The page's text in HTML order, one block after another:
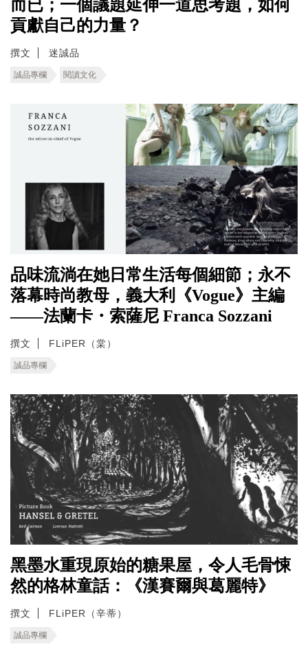
而已；一個議題延伸一道思考題，如何
貢獻自己的力量？
撰文 迷誠品
誠品專欄 閱讀文化
品味流淌在她日常生活每個細節；永不
落幕時尚教母，義大利《Vogue》主編
——法蘭卡・索薩尼 Franca Sozzani
撰文 FLiPER（棠）
誠品專欄
黑墨水重現原始的糖果屋，令人毛骨悚
然的格林童話：《漢賽爾與葛麗特》
撰文 FLiPER（辛蒂）
誠品專欄